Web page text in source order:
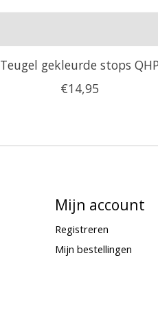
Teugel gekleurde stops QHP
€14,95
Mijn account
Registreren
Mijn bestellingen